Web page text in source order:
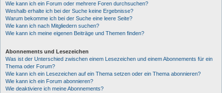
Wie kann ich ein Forum oder mehrere Foren durchsuchen?
Weshalb erhalte ich bei der Suche keine Ergebnisse?
Warum bekomme ich bei der Suche eine leere Seite?
Wie kann ich nach Mitgliedern suchen?
Wie kann ich meine eigenen Beiträge und Themen finden?
Abonnements und Lesezeichen
Was ist der Unterschied zwischen einem Lesezeichen und einem Abonnements für ein
Thema oder Forum?
Wie kann ich ein Lesezeichen auf ein Thema setzen oder ein Thema abonnieren?
Wie kann ich ein Forum abonnieren?
Wie deaktiviere ich meine Abonnements?